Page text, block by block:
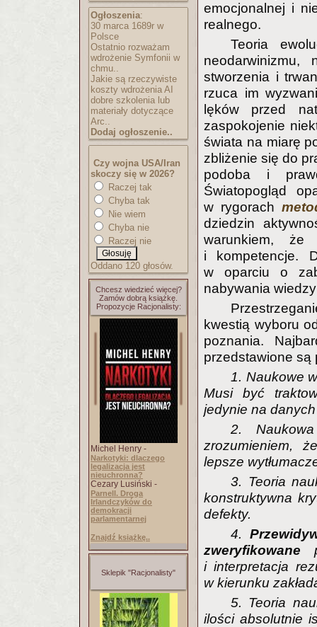
Ogłoszenia:
30 marca 1689r w
Polsce
Ostatnio rozważam
wdrożenie Symfonii w
chmu..
Jakie są rzeczywiste
koszty wdrożenia AI
dobre szkolenia lub
materiały dotyczące
Arc..
Dodaj ogłoszenie..
Czy wojna USA/Iran
skoczy się w 2026?
Raczej tak
Chyba tak
Nie wiem
Chyba nie
Raczej nie
Oddano 120 głosów.
Chcesz wiedzieć więcej?
Zamów dobrą książkę.
Propozycje Racjonalisty:
Michel Henry -
Narkotyki: dlaczego
legalizacja jest
nieuchronna?
Cezary Lusiński -
Parnell. Droga
Irlandczyków do
demokracji
parlamentarnej
Znajdź książkę..
Sklepik "Racjonalisty"
emocjonalnej i
realnego.
Teoria
stworzenia i
rzuca im
lęków przed
zaspokojenie
świata na miarę
zbliżenie się do
podoba i
Światopogląd
w rygorach
dziedzin
warunkiem,
i kompetencje.
w oparciu o
nabywania
kwestią wyboru
poznania.
przedstawione są
1. Naukowe
Musi być
jedynie na
2.
zrozumieniem,
lepsze
3. Teoria
konstruktywna
defekty.
4.
zweryfikowane
i interpretacja
w kierunku
5. Teoria
ilości absolutnie